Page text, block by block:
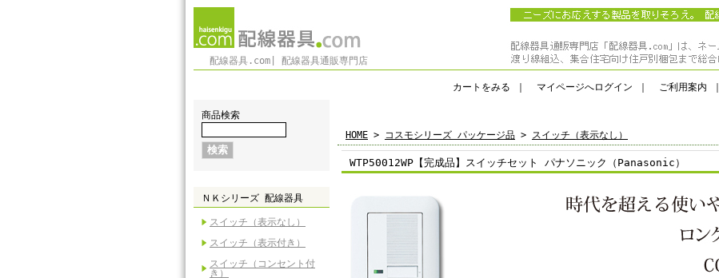
配線器具.com| 配線器具通販専門店
カートをみる マイページへログイン ご利用案内
商品検索
ＮＫシリーズ 配線器具
スイッチ（表示なし）
スイッチ（表示付き）
スイッチ（コンセント付
き）
HOME > コスモシリーズ パッケージ品 > スイッチ（表示なし）
WTP50012WP【完成品】スイッチセット パナソニック（Panasonic）